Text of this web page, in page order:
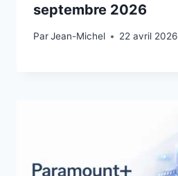
septembre 2026
ParJean-Michel
22 avril 2026 22 avril 2026